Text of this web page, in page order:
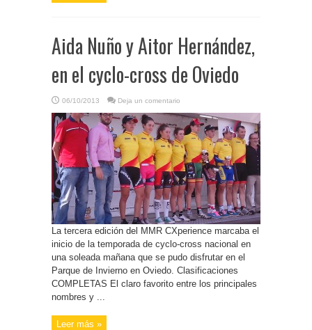
Aida Nuño y Aitor Hernández,
en el cyclo-cross de Oviedo
06/10/2013 Deja un comentario
La tercera edición del MMR CXperience marcaba el
inicio de la temporada de cyclo-cross nacional en
una soleada mañana que se pudo disfrutar en el
Parque de Invierno en Oviedo. Clasificaciones
COMPLETAS El claro favorito entre los principales
nombres y ...
Leer más »